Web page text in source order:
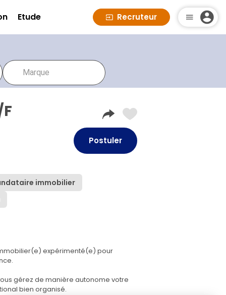
Etude Recruteur
Postuler
immobilier
expérimenté(e) pour
gérez de manière autonome votre
bien organisé.